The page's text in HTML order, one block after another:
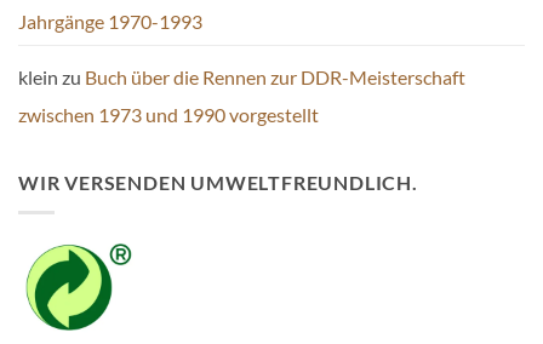
Jahrgänge 1970-1993
klein zu Buch über die Rennen zur DDR-Meisterschaft
zwischen 1973 und 1990 vorgestellt
WIR VERSENDEN UMWELTFREUNDLICH.